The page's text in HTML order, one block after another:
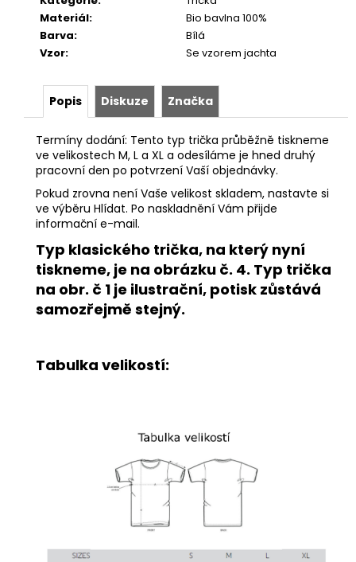
Materiál:
Bio bavlna 100%
Barva:
Bílá
Vzor: Se vzorem jachta
Popis Diskuze Značka
Termíny dodání: Tento typ trička průběžně tiskneme
ve velikostech M, L a XL a odesíláme je hned druhý
pracovní den po potvrzení Vaší objednávky.
Pokud zrovna není Vaše velikost skladem, nastavte si
ve výběru Hlídat. Po naskladnění Vám přijde
informační e-mail.
Typ klasického trička, na který nyní
tiskneme, je na obrázku č. 4. Typ trička
na obr. č 1 je ilustrační, potisk zůstává
samozřejmě stejný.
Tabulka velikostí: